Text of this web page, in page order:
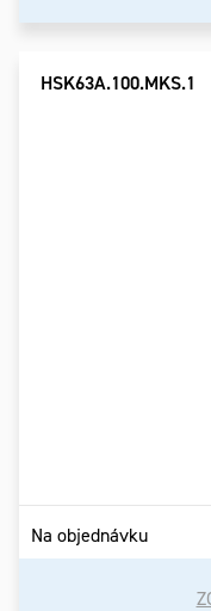
HSK63A.100.MKS.1
Na objednávku